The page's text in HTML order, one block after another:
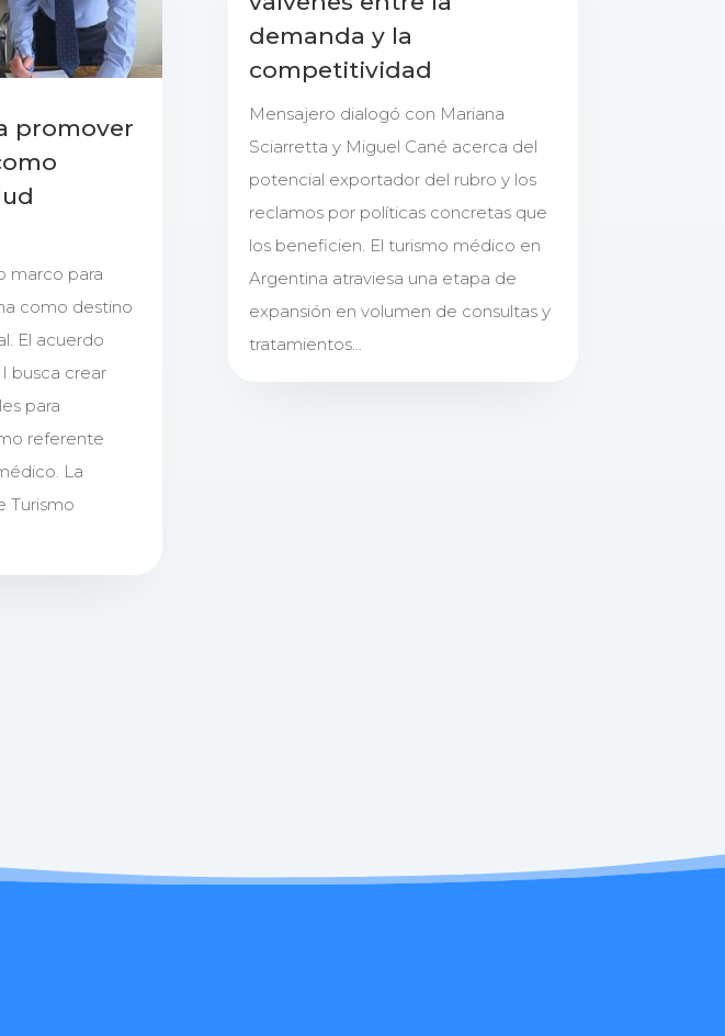
promover
marco para
como destino
El acuerdo
busca crear
para
referente
La
Turismo
demanda y la
competitividad
Mensajero dialogó con Mariana
Sciarretta y Miguel Cané acerca del
potencial exportador del rubro y los
reclamos por políticas concretas que
los beneficien. El turismo médico en
Argentina atraviesa una etapa de
expansión en volumen de consultas y
tratamientos...